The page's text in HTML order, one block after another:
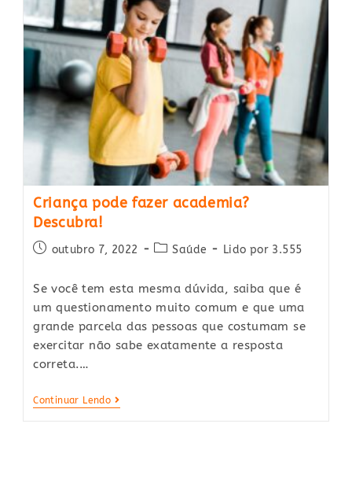
Criança pode fazer academia?
Descubra!
Postoutubro 7, 2022
PostSaúde Lido por 3.555
Se você tem esta mesma dúvida, saiba que é
um questionamento muito comum e que uma
grande parcela das pessoas que costumam se
exercitar não sabe exatamente a resposta
correta.…
Continuar LendoCriança
Pode